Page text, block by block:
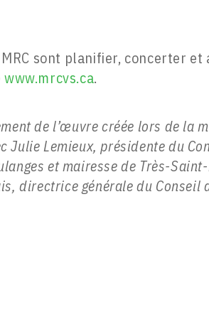
sont planifier, concerter et
www.mrcvs.ca.
de l’œuvre créée lors de la
Julie Lemieux, présidente du
et mairesse de Très-
directrice générale du Conseil